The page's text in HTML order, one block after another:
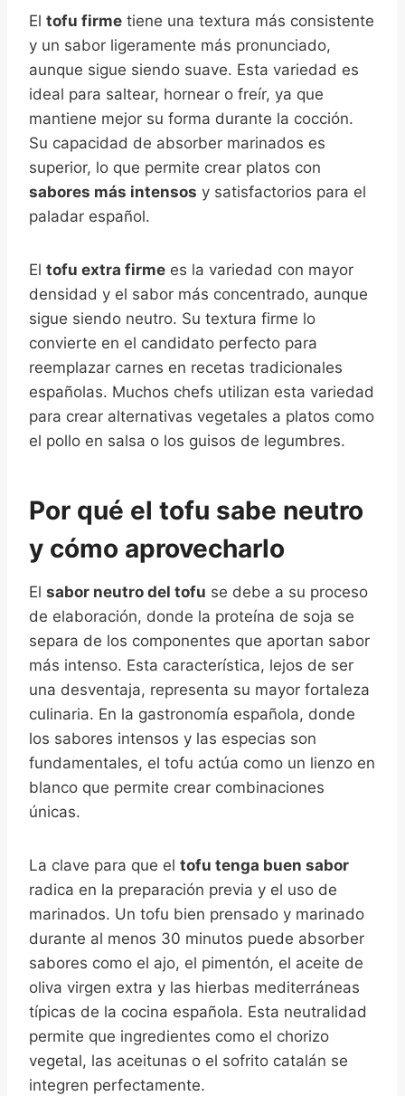
El tofu firme tiene una textura más consistente
y un sabor ligeramente más pronunciado,
aunque sigue siendo suave. Esta variedad es
ideal para saltear, hornear o freír, ya que
mantiene mejor su forma durante la cocción.
Su capacidad de absorber marinados es
superior, lo que permite crear platos con
sabores más intensos y satisfactorios para el
paladar español.
El tofu extra firme es la variedad con mayor
densidad y el sabor más concentrado, aunque
sigue siendo neutro. Su textura firme lo
convierte en el candidato perfecto para
reemplazar carnes en recetas tradicionales
españolas. Muchos chefs utilizan esta variedad
para crear alternativas vegetales a platos como
el pollo en salsa o los guisos de legumbres.
Por qué el tofu sabe neutro
y cómo aprovecharlo
El sabor neutro del tofu se debe a su proceso
de elaboración, donde la proteína de soja se
separa de los componentes que aportan sabor
más intenso. Esta característica, lejos de ser
una desventaja, representa su mayor fortaleza
culinaria. En la gastronomía española, donde
los sabores intensos y las especias son
fundamentales, el tofu actúa como un lienzo en
blanco que permite crear combinaciones
únicas.
La clave para que el tofu tenga buen sabor
radica en la preparación previa y el uso de
marinados. Un tofu bien prensado y marinado
durante al menos 30 minutos puede absorber
sabores como el ajo, el pimentón, el aceite de
oliva virgen extra y las hierbas mediterráneas
típicas de la cocina española. Esta neutralidad
permite que ingredientes como el chorizo
vegetal, las aceitunas o el sofrito catalán se
integren perfectamente.